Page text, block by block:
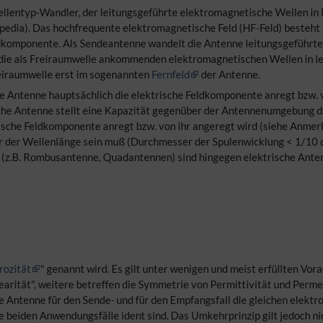
Wandler, der leitungsgeführte elektromagnetische Wellen in
Das hochfrequente elektromagnetische Feld (HF-Feld)
Als Sendeantenne wandelt die Antenne
als Freiraumwelle ankommenden elektromagnetischen Wellen
erst im sogenannten Fernfeld
der Antenne.
Antenne hauptsächlich die elektrische Feldkomponente anregt
Antenne stellt eine Kapazität gegenüber der Antennenumgebung
Feldkomponente anregt bzw. von ihr angeregt wird (siehe
der Wellenlänge sein muß (Durchmesser der Spulenwicklung < 1/
Rombusantenne, Quadantennen) sind hingegen elektrische
" genannt wird. Es gilt unter wenigen und meist erfüllten
weitere betreffen die Symmetrie von Permittivität und
für den Sende- und für den Empfangsfall die gleichen
Anwendungsfälle ident sind. Das Umkehrprinzip gilt jedoch